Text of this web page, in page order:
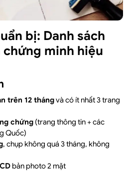
bị: Danh sách
chứng minh hiệu
trên 12 thángvà có ít nhất 3 trang
chứng (trang thông tin + các
Quốc)
, chụp không quá 3 tháng, không
bản photo 2 mặt